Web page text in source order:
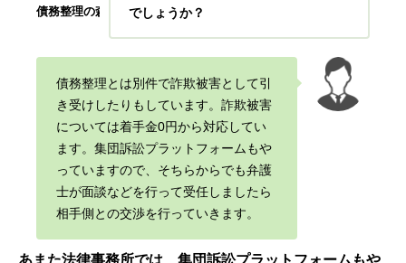
債務整理の森
でしょうか？
債務整理とは別件で詐欺被害として引
き受けしたりもしています。詐欺被害
については着手金0円から対応してい
ます。集団訴訟プラットフォームもや
っていますので、そちらからでも弁護
士が面談などを行って受任しましたら
相手側との交渉を行っていきます。